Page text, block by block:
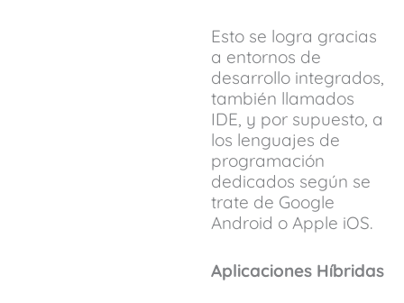
Esto se logra gracias
a entornos de
desarrollo integrados,
también llamados
IDE, y por supuesto, a
los lenguajes de
programación
dedicados según se
trate de Google
Android o Apple iOS.
Aplicaciones Híbridas